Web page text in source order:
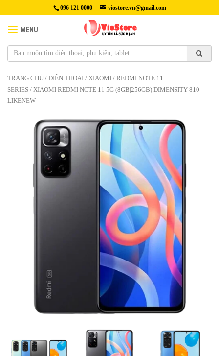
096 121 0000 viostore.vn@gmail.com
MENU
TRANG CHỦ / ĐIỆN THOẠI / XIAOMI / REDMI NOTE 11
SERIES / XIAOMI REDMI NOTE 11 5G (8GB|256GB) DIMENSITY 810
LIKENEW